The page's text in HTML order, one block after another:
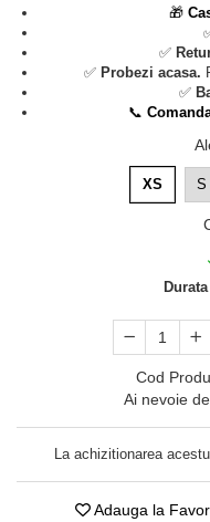
🎁
✅
✅ Probezi acasa.
✅
📞
XS S
Cod
Ai nevoie
La achizitionarea
Adauga la